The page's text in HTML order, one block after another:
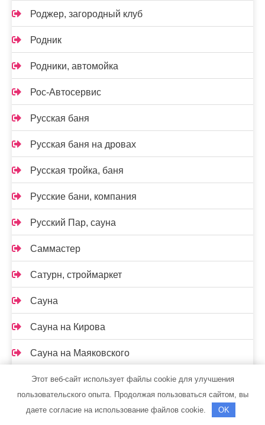
Роджер, загородный клуб
Родник
Родники, автомойка
Рос-Автосервис
Русская баня
Русская баня на дровах
Русская тройка, баня
Русские бани, компания
Русский Пар, сауна
Саммастер
Сатурн, строймаркет
Сауна
Сауна на Кирова
Сауна на Маяковского
Сауна, ст. Константиновская
Этот веб-сайт использует файлы cookie для улучшения
пользовательского опыта. Продолжая пользоваться сайтом, вы
даете согласие на использование файлов cookie.
OK